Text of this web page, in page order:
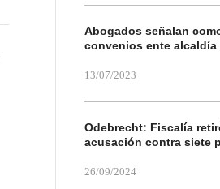
Abogados señalan
convenios ente alcaldía
13/07/2023
Odebrecht: Fiscalía
acusación contra siete
26/09/2024